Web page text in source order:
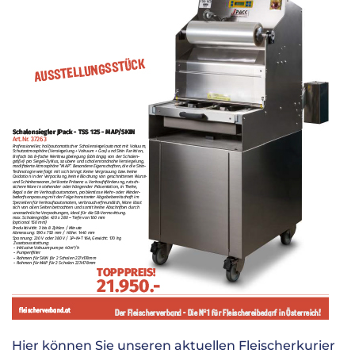
Hier können Sie unseren aktuellen Fleischerkurier